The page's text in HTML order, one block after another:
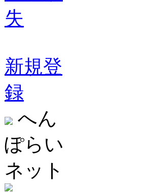
失
新規登
録
へん
ぽらい
ネット